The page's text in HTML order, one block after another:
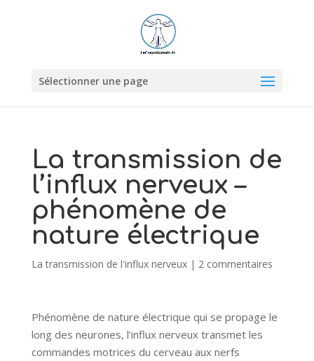
Sélectionner une page
La transmission de
l’influx nerveux –
phénomène de
nature électrique
La transmission de l'influx nerveux| 2 commentaires
Phénomène de nature électrique qui se propage le
long des neurones, l’influx nerveux transmet les
commandes motrices du cerveau aux nerfs